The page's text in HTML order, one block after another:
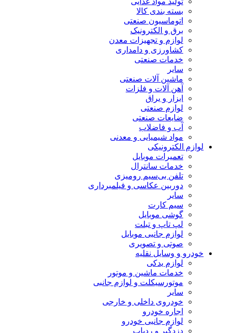
بسته بندی کالا
اتوماسیون صنعتی
برق و الکترونیک
لوازم و تجهیزات معدن
کشاورزی و دامداری
خدمات صنعتی
سایر
ماشین آلات صنعتی
آهن آلات و فلزات
ابزار و یراق
لوازم صنعتی
ضایعات صنعتی
آب و فاضلاب
مواد شیمیایی و معدنی
لوازم الکترونیکی
تعمیرات موبایل
خدمات سانترال
تلفن بی‌سیم رومیزی
دوربین عکاسی و فیلمبرداری
سایر
سیم کارت
گوشی موبایل
لپ تاپ و تبلت
لوازم جانبی موبایل
صوتی و تصویری
خودرو و وسایل نقلیه
لوازم یدکی
خدمات ماشین و موتور
موتورسیکلت و لوازم جانبی
سایر
خودروی داخلی و خارجی
اجاره خودرو
لوازم جانبی خودرو
دزدگیر و ردیاب